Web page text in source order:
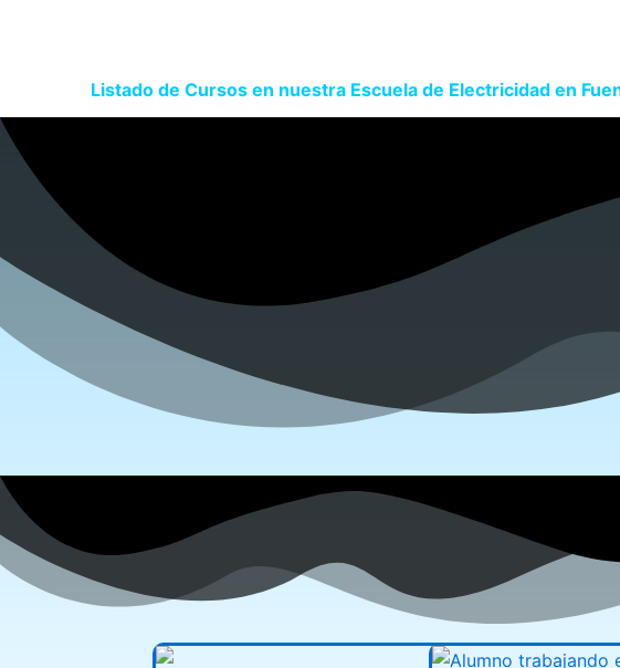
Listado de Cursos en nuestra Escuela de Electricidad en